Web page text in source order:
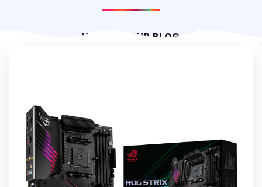
HOME OUR BLOG